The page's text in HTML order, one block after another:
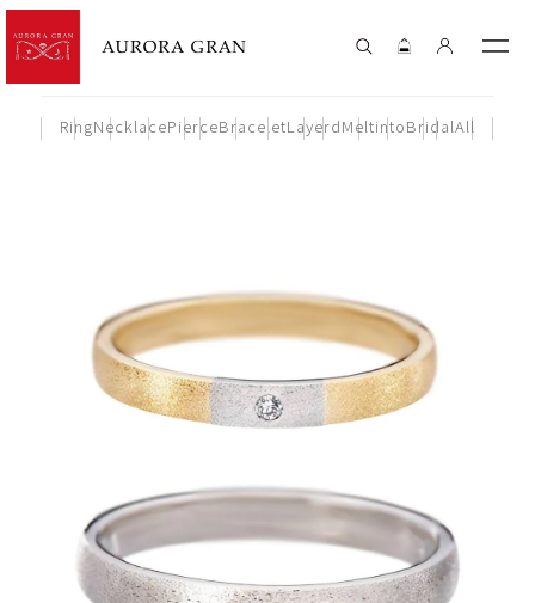
RingNecklacePierceBraceletLayerdMeltintoBridalAll